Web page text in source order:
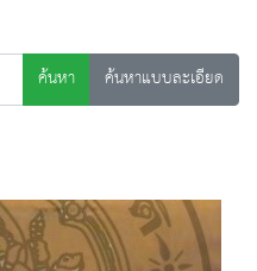
ค้นหา
ค้นหาแบบละเอียด